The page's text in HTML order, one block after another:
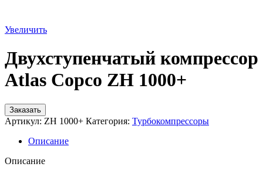
Увеличить
Двухступенчатый компрессор
Atlas Copco ZH 1000+
Заказать
Артикул: ZH 1000+ Категория: Турбокомпрессоры
Описание
Описание